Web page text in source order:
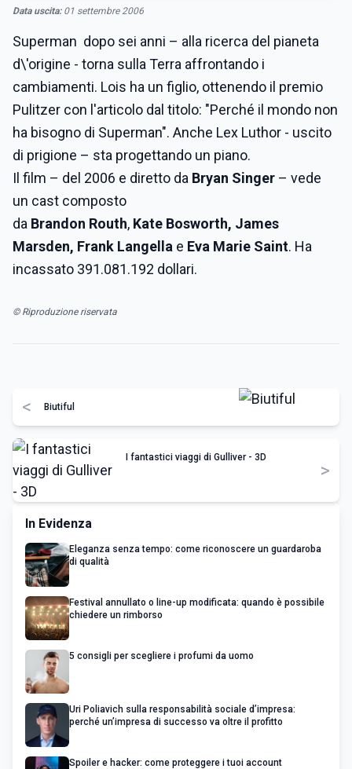
Data uscita:01 settembre 2006
Superman dopo sei anni – alla ricerca del pianeta
d\'origine - torna sulla Terra affrontando i
cambiamenti. Lois ha un figlio, ottenendo il premio
Pulitzer con l'articolo dal titolo: "Perché il mondo non
ha bisogno di Superman". Anche Lex Luthor - uscito
di prigione – sta progettando un piano.
Il film – del 2006 e diretto da Bryan Singer – vede
un cast composto
da Brandon Routh, Kate Bosworth, James
Marsden, Frank Langella e Eva Marie Saint. Ha
incassato 391.081.192 dollari.
© Riproduzione riservata
< Biutiful
I fantastici viaggi di Gulliver - 3D
>
In Evidenza
Eleganza senza tempo: come riconoscere un guardaroba
di qualità
Festival annullato o line-up modificata: quando è possibile
chiedere un rimborso
5 consigli per scegliere i profumi da uomo
Uri Poliavich sulla responsabilità sociale d’impresa:
perché un’impresa di successo va oltre il profitto
Spoiler e hacker: come proteggere i tuoi account